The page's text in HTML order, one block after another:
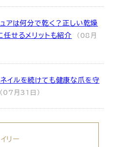
ュアは何分で乾く？正しい乾燥
任せるメリットも紹介
(08月
イルを続けても健康な爪を守
(07月31日)
リー